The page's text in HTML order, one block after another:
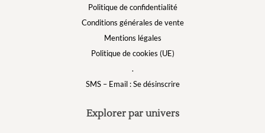
Politique de confidentialité
Conditions générales de vente
Mentions légales
Politique de cookies (UE)
.
SMS – Email : Se désinscrire
Explorer par univers